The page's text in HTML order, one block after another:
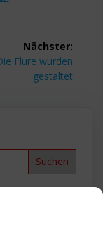
Nächster:
Flure wurden
gestaltet